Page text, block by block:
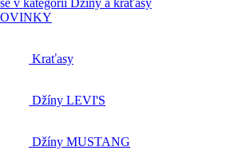
v kategorii Džíny a kraťasy
Kraťasy
Džíny LEVI'S
Džíny MUSTANG